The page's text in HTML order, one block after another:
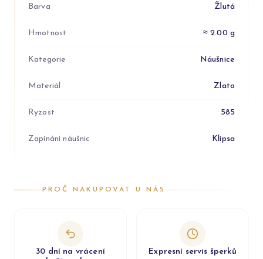
Barva Žlutá
Hmotnost ≈ 2.00 g
Kategorie Náušnice
Materiál Zlato
Ryzost 585
Zapínání náušnic Klipsa
PROČ NAKUPOVAT U NÁS
30 dní na vrácení
Expresní servis šperků